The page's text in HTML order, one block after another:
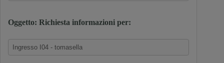
Oggetto: Richiesta informazioni per: